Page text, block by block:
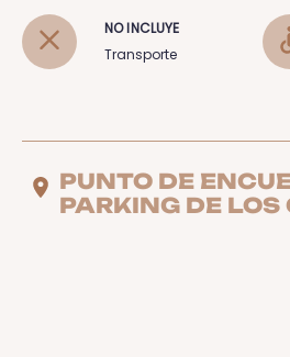
NO INCLUYE
Transporte
PUNTO DE
PARKING DE LOS